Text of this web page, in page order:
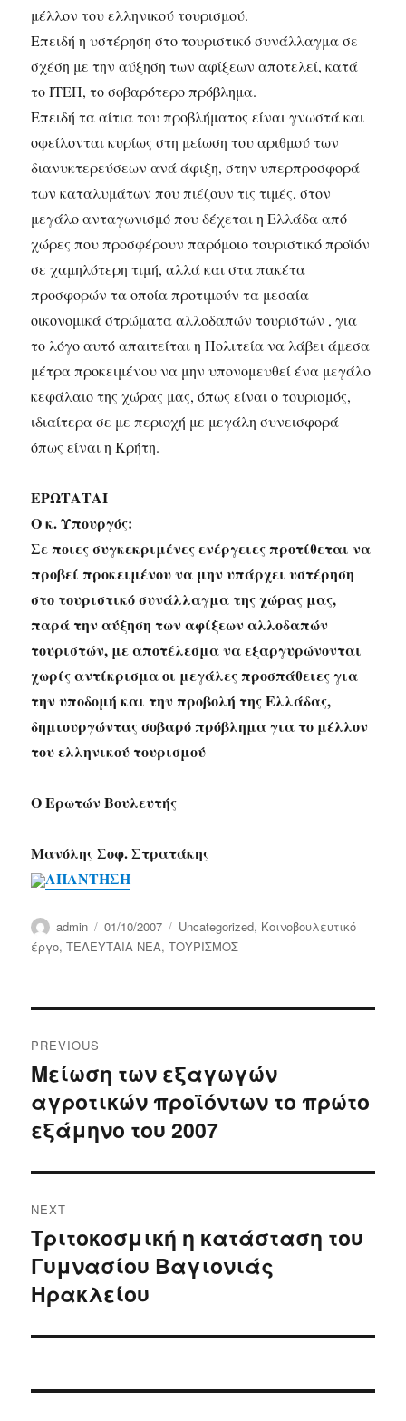
μέλλον του ελληνικού τουρισμού.
Επειδή η υστέρηση στο τουριστικό συνάλλαγμα σε
σχέση με την αύξηση των αφίξεων αποτελεί, κατά
το ΙΤΕΠ, το σοβαρότερο πρόβλημα.
Επειδή τα αίτια του προβλήματος είναι γνωστά και
οφείλονται κυρίως στη μείωση του αριθμού των
διανυκτερεύσεων ανά άφιξη, στην υπερπροσφορά
των καταλυμάτων που πιέζουν τις τιμές, στον
μεγάλο ανταγωνισμό που δέχεται η Ελλάδα από
χώρες που προσφέρουν παρόμοιο τουριστικό προϊόν
σε χαμηλότερη τιμή, αλλά και στα πακέτα
προσφορών τα οποία προτιμούν τα μεσαία
οικονομικά στρώματα αλλοδαπών τουριστών , για
το λόγο αυτό απαιτείται η Πολιτεία να λάβει άμεσα
μέτρα προκειμένου να μην υπονομευθεί ένα μεγάλο
κεφάλαιο της χώρας μας, όπως είναι ο τουρισμός,
ιδιαίτερα σε με περιοχή με μεγάλη συνεισφορά
όπως είναι η Κρήτη.
ΕΡΩΤΑΤΑΙ
Ο κ. Υπουργός:
Σε ποιες συγκεκριμένες ενέργειες προτίθεται να
προβεί προκειμένου να μην υπάρχει υστέρηση
στο τουριστικό συνάλλαγμα της χώρας μας,
παρά την αύξηση των αφίξεων αλλοδαπών
τουριστών, με αποτέλεσμα να εξαργυρώνονται
χωρίς αντίκρισμα οι μεγάλες προσπάθειες για
την υποδομή και την προβολή της Ελλάδας,
δημιουργώντας σοβαρό πρόβλημα για το μέλλον
του ελληνικού τουρισμού
Ο Ερωτών Βουλευτής
Μανόλης Σοφ. Στρατάκης
ΑΠΑΝΤΗΣΗ
Author
admin
Posted
on
01/10/2007 Categories
Uncategorized, Κοινοβουλευτικό
έργο,ΤΕΛΕΥΤΑΙΑ ΝΕΑ,ΤΟΥΡΙΣΜΟΣ
navigation
PREVIOUS
Previous
post:
Μείωση των εξαγωγών
αγροτικών προϊόντων το πρώτο
εξάμηνο του 2007
NEXT
Next
post:
Τριτοκοσμική η κατάσταση του
Γυμνασίου Βαγιονιάς
Ηρακλείου